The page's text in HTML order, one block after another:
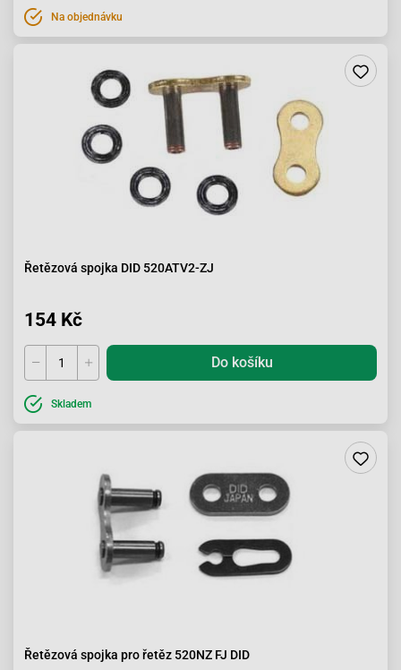
Na objednávku
Řetězová spojka DID 520ATV2-ZJ
154 Kč
Do košíku
Skladem
Řetězová spojka pro řetěz 520NZ FJ DID